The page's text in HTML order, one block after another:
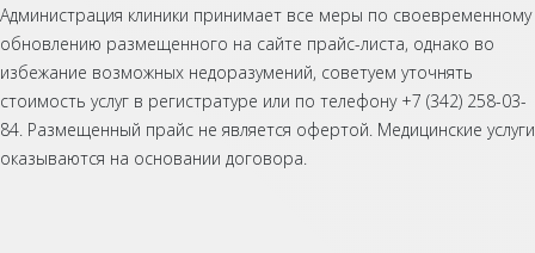
Администрация клиники принимает все меры по своевременному
обновлению размещенного на сайте прайс-листа, однако во
избежание возможных недоразумений, советуем уточнять
стоимость услуг в регистратуре или по телефону +7 (342) 258-03-
84. Размещенный прайс не является офертой. Медицинские услуги
оказываются на основании договора.